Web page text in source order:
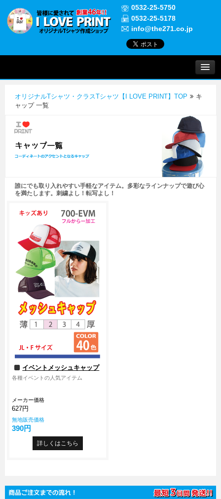
0532-25-5750
0532-25-5178
info@the271.co.jp
実績紹介
よくある質問
ご注文について
お問い合わせ
初めての方へ
無料カタログ請求
簡単お見積り
FAX用紙のダウンロード
オリジナルTシャツ・クラスTシャツ【I LOVE PRINT】TOP
キ
ャップ 一覧
誰にでも取り入れやすい手軽なアイテム。多彩なラインナップで遊び心
を満たします。刺繍よし！転写よし！
イベントメッシュキャップ
各種イベントの人気アイテム
メーカー価格
627円
無地販売価格
390円
詳しくはこちら